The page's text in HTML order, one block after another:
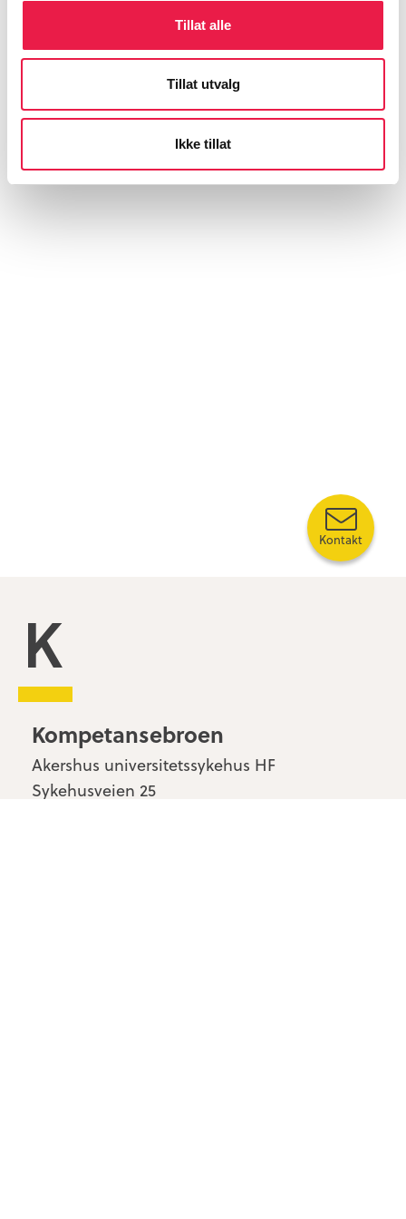
Tillat alle
Tillat utvalg
Ikke tillat
Kompetansebroen
Kompetansebroen
Akershus universitetssykehus HF
Sykehusveien 25
Kontakt